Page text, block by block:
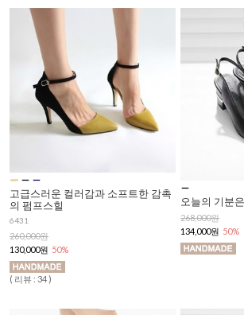
고급스러운 컬러감과 소프트한 감촉
의 펌프스힐
6431
260,000원
130,000원 50%
( 리뷰 : 34 )
오늘의 기분
268,000원
134,000원 50%